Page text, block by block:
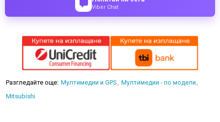
Viber Chat
Разгледайте още: Мултимедии и GPS
Мултимедии - по модели
Mitsubishi